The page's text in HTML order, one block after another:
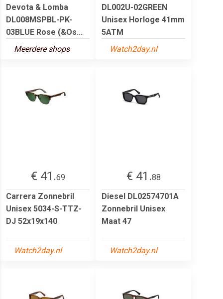
Devota & Lomba
DL008MSPBL-PK-
03BLUE Rose (&Os...
Meerdere shops
DL002U-02GREEN
Unisex Horloge 41mm
5ATM
Watch2day.nl
€ 41.69
Carrera Zonnebril
Unisex 5034-S-TTZ-
DJ 52x19x140
Watch2day.nl
€ 41.88
Diesel DL02574701A
Zonnebril Unisex
Maat 47
Watch2day.nl